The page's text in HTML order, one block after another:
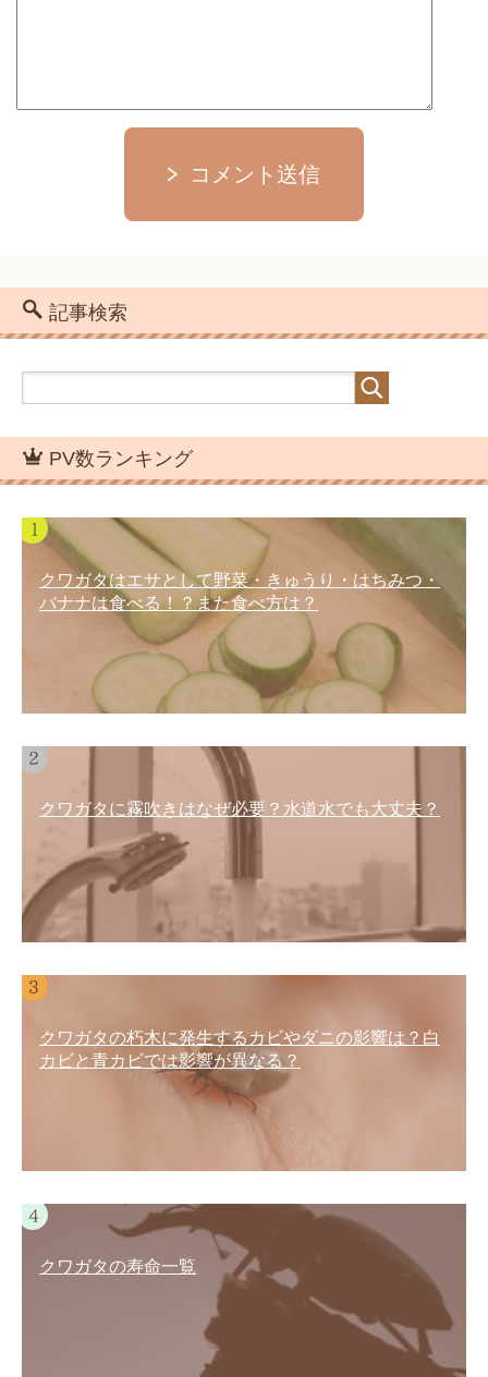
コメント送信
記事検索
PV数ランキング
クワガタはエサとして野菜・きゅうり・はちみつ・
バナナは食べる！？また食べ方は？
クワガタに霧吹きはなぜ必要？水道水でも大丈夫？
クワガタの朽木に発生するカビやダニの影響は？白
カビと青カビでは影響が異なる？
クワガタの寿命一覧